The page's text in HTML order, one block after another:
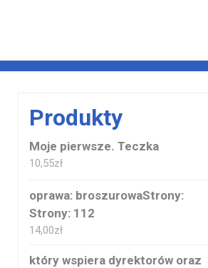
Produkty
Moje pierwsze. Teczka
10,55zł
oprawa: broszurowaStrony:
Strony: 112
14,00zł
który wspiera dyrektorów oraz